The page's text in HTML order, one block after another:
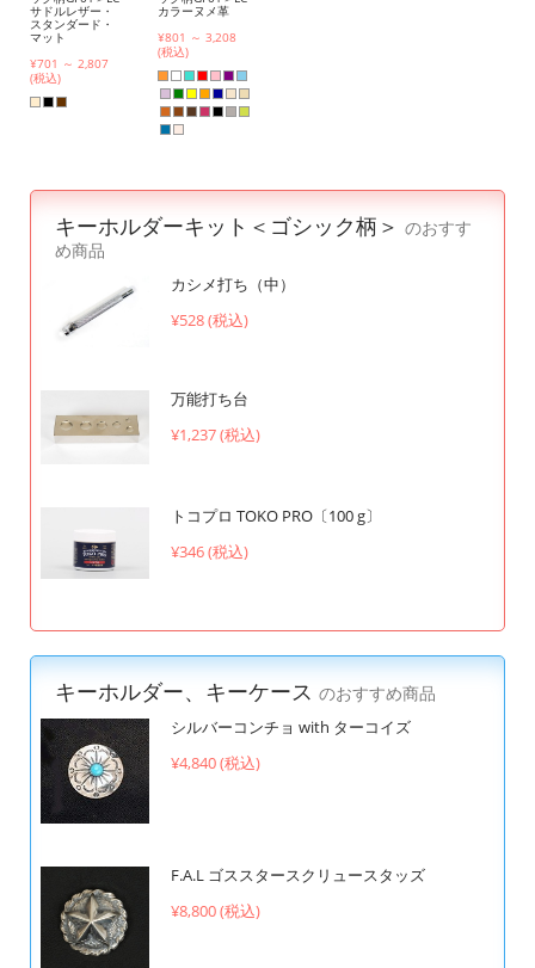
サドルレザー・
スタンダード・
マット
¥701 ～ 2,807
(税込)
カラーヌメ革
¥801 ～ 3,208
(税込)
キーホルダーキット＜ゴシック柄＞ のおすす
め商品
カシメ打ち（中）
¥528 (税込)
万能打ち台
¥1,237 (税込)
トコプロ TOKO PRO〔100 g〕
¥346 (税込)
キーホルダー、キーケース のおすすめ商品
シルバーコンチョ with ターコイズ
¥4,840 (税込)
F.A.L ゴススタースクリュースタッズ
¥8,800 (税込)